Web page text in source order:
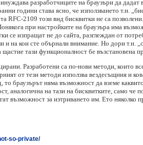
разработчиците на браузъри да дадат
години става ясно, че използването т.н.
RFC-2109 този вид бисквитки не са
при настройките на браузъра има
се изпращат не до сайта, разглеждан от
и на кои сте обърнали внимание. Но дори т.н.
тази функционалност бе възстановена
Разработени са по-нови методи, които
от тези методи използва вездесъщния и
браузърът няма възможност да вземе
аналогична на тази на бисквитките, само че
възможност за изтриването им. Ето няколко
so-private/